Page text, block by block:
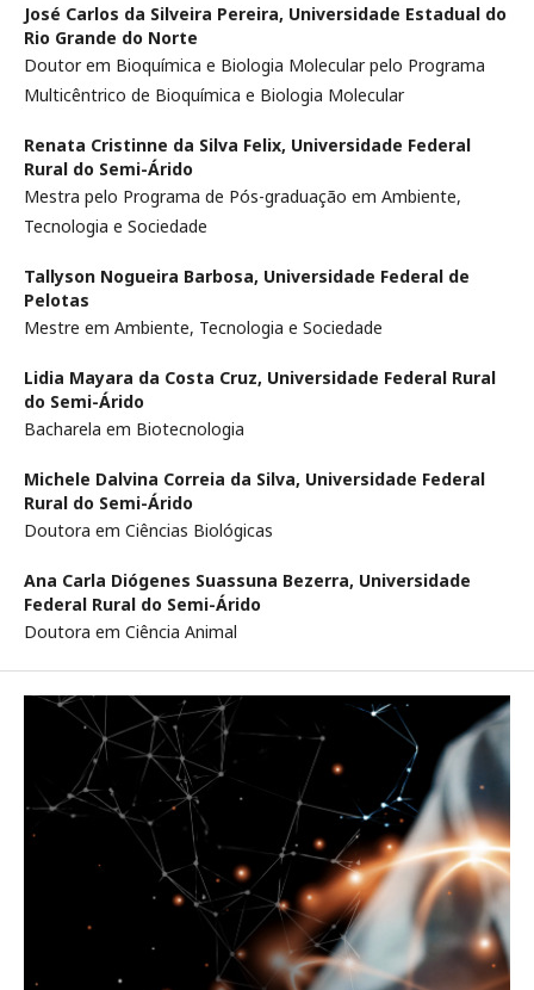
José Carlos da Silveira Pereira, Universidade Estadual do
Rio Grande do Norte
Doutor em Bioquímica e Biologia Molecular pelo Programa
Multicêntrico de Bioquímica e Biologia Molecular
Renata Cristinne da Silva Felix, Universidade Federal
Rural do Semi-Árido
Mestra pelo Programa de Pós-graduação em Ambiente,
Tecnologia e Sociedade
Tallyson Nogueira Barbosa, Universidade Federal de
Pelotas
Mestre em Ambiente, Tecnologia e Sociedade
Lidia Mayara da Costa Cruz, Universidade Federal Rural
do Semi-Árido
Bacharela em Biotecnologia
Michele Dalvina Correia da Silva, Universidade Federal
Rural do Semi-Árido
Doutora em Ciências Biológicas
Ana Carla Diógenes Suassuna Bezerra, Universidade
Federal Rural do Semi-Árido
Doutora em Ciência Animal